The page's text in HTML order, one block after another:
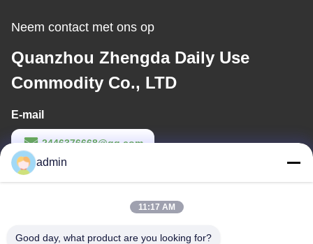
Neem contact met ons op
Quanzhou Zhengda Daily Use
Commodity Co., LTD
E-mail
2446376668@qq.com
Werktijd
admin
11:17 AM
Good day, what product are you looking for?